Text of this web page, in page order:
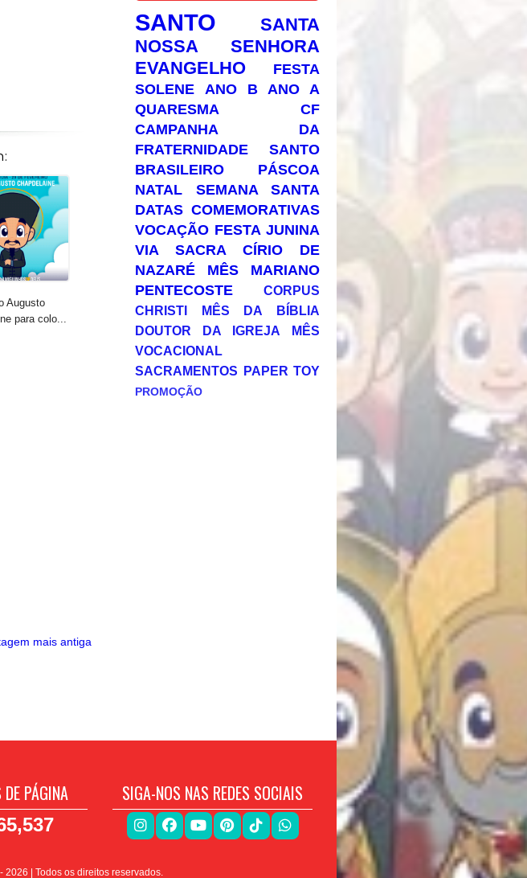
Augusto
para colo...
mais antiga
SANTO
SANTA
NOSSA SENHORA
EVANGELHO
FESTA
SOLENE
ANO B
ANO A
QUARESMA
CF
CAMPANHA DA
FRATERNIDADE
SANTO
BRASILEIRO
PÁSCOA
NATAL
SEMANA SANTA
DATAS COMEMORATIVAS
VOCAÇÃO FESTA JUNINA
VIA SACRA
CÍRIO DE
NAZARÉ
MÊS MARIANO
PENTECOSTE
CORPUS
CHRISTI
MÊS DA BÍBLIA
DOUTOR DA IGREJA
MÊS
VOCACIONAL
SACRAMENTOS PAPER TOY
PROMOÇÃO
PÁGINA SIGA-NOS NAS REDES SOCIAIS
2026 | Todos os direitos reservados.